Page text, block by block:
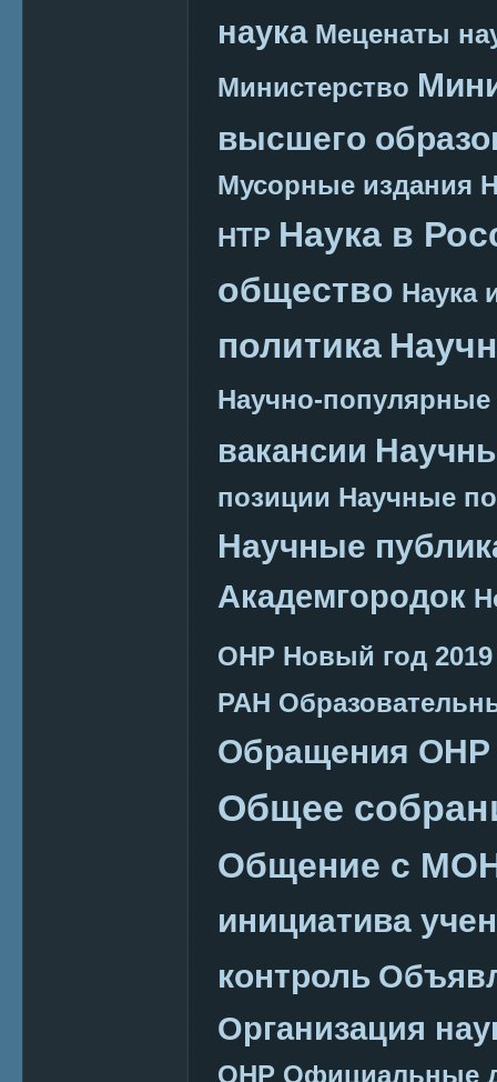
наука Меценаты
Министерство
высшего
Мусорные издания
НТР Наука в
общество Наука
политика
Научно-
вакансии
позиции Научные
Научные
Академгородок
ОНР Новый год 2019
РАН
Обращения ОНР
Общее
Общение с
инициатива
контроль
Организация
ОНР Официальные